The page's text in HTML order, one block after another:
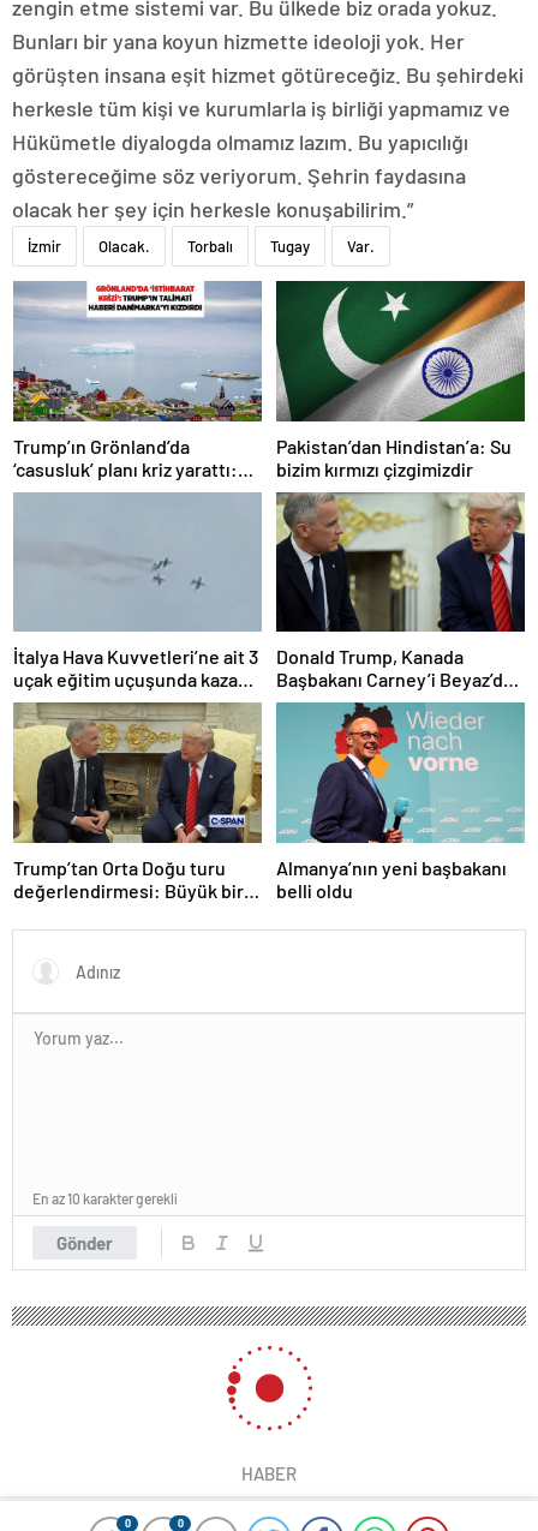
0 0
zengin etme sistemi var. Bu ülkede biz orada yokuz.
Bunları bir yana koyun hizmette ideoloji yok. Her
görüşten insana eşit hizmet götüreceğiz. Bu şehirdeki
herkesle tüm kişi ve kurumlarla iş birliği yapmamız ve
Hükümetle diyalogda olmamız lazım. Bu yapıcılığı
göstereceğime söz veriyorum. Şehrin faydasına
olacak her şey için herkesle konuşabilirim.”
İzmir Olacak. Torbalı Tugay Var.
Trump’ın Grönland’da
‘casusluk’ planı kriz yarattı:
Danimarka ABD elçisini
Pakistan’dan Hindistan’a: Su
bizim kırmızı çizgimizdir
İtalya Hava Kuvvetleri’ne ait 3
uçak eğitim uçuşunda kaza
yaptı
Donald Trump, Kanada
Başbakanı Carney’i Beyaz’da
ağırladı
Trump’tan Orta Doğu turu
değerlendirmesi: Büyük bir
Almanya’nın yeni başbakanı
belli oldu
Gönder
En az 10 karakter gerekli
HABER